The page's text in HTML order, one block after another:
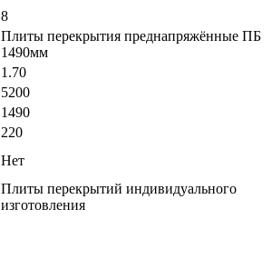
8
Плиты перекрытия преднапряжённые ПБ
1490мм
1.70
5200
1490
220
Нет
Плиты перекрытий индивидуального
изготовления